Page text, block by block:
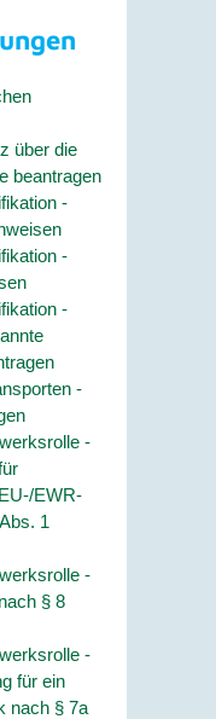
über die
beantragen
-
-
-
-
-
EWR-
1
-
§ 8
-
für ein
nach § 7a